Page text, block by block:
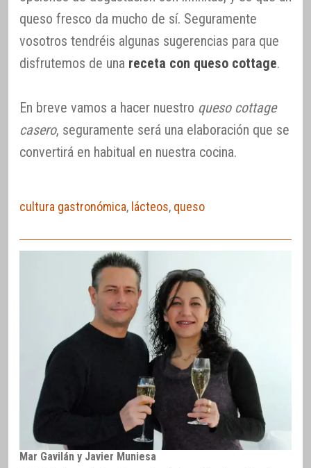
queso fresco da mucho de sí. Seguramente
vosotros tendréis algunas sugerencias para que
disfrutemos de una receta con queso cottage.
En breve vamos a hacer nuestro queso cottage
casero, seguramente será una elaboración que se
convertirá en habitual en nuestra cocina.
cultura gastronómica, lácteos, queso
Mar Gavilán y Javier Muniesa